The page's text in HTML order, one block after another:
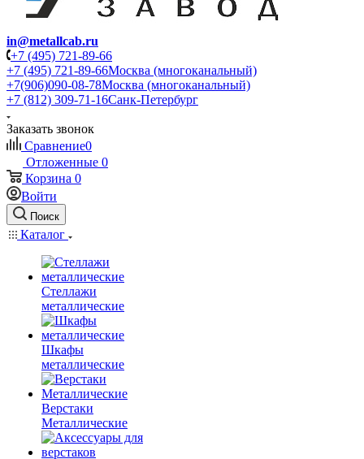
in@metallcab.ru
+7 (495) 721-89-66
+7 (495) 721-89-66Москва (многоканальный)
+7(906)090-08-78Москва (многоканальный)
+7 (812) 309-71-16Санк-Петербург
Заказать звонок
Сравнение0
Отложенные 0
Корзина 0
Войти
Поиск
Каталог
Стеллажи
металлические
Шкафы
металлические
Верстаки
Металлические